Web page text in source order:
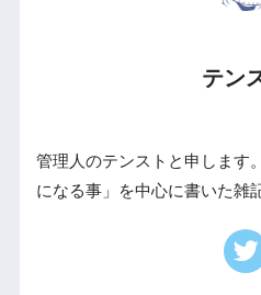
テン
管理人のテンストと申します
になる事」を中心に書いた雑